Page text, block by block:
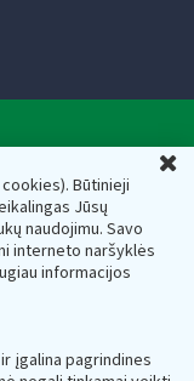
Būtinieji
Jūsų
naudojimu. Savo
interneto naršyklės
informacijos
įgalina pagrindines
el.paštas:
Lietuvos
Juridinių